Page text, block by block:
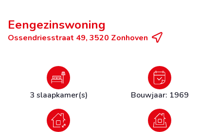
Eengezinswoning
Ossendriesstraat 49, 3520 Zonhoven
3 slaapkamer(s) Bouwjaar: 1969